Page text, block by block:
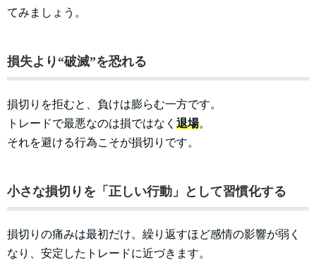
てみましょう。
損失より“破滅”を恐れる
損切りを拒むと、負けは膨らむ一方です。
トレードで最悪なのは損ではなく 退場。
それを避ける行為こそが損切りです。
小さな損切りを「正しい行動」として習慣化する
損切りの痛みは最初だけ。繰り返すほど感情の影響が弱く
なり、安定したトレードに近づきます。